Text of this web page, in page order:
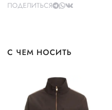
ПОДЕЛИТЬСЯ
С ЧЕМ НОСИТЬ